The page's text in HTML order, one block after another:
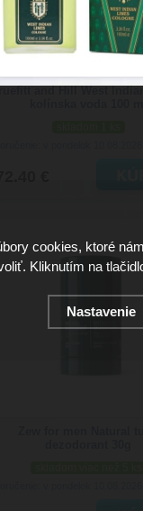
and Hill West
cookies, ktoré
Kliknutím na
Nastavenie